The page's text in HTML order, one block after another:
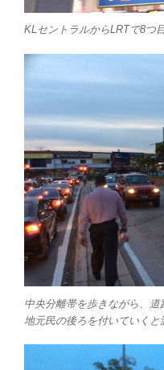
KLセントラルからLRTで8つ
中央分離帯を歩きながら、道
地元民の後ろを付いていくと